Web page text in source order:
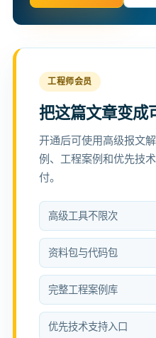
工程师会员
把这篇文章变成
开通后可使用高级报文
例、工程案例和优先技
付。
高级工具不限次
资料包与代码包
完整工程案例库
优先技术支持入口